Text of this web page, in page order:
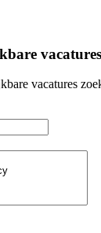
vacatures